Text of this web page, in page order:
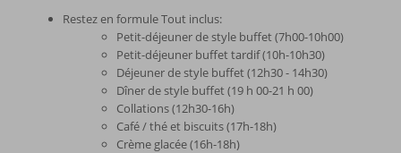
Restez en formule Tout inclus:
Petit-déjeuner de style buffet (7h00-10h00)
Petit-déjeuner buffet tardif (10h-10h30)
Déjeuner de style buffet (12h30 - 14h30)
Dîner de style buffet (19 h 00-21 h 00)
Collations (12h30-16h)
Café / thé et biscuits (17h-18h)
Crème glacée (16h-18h)